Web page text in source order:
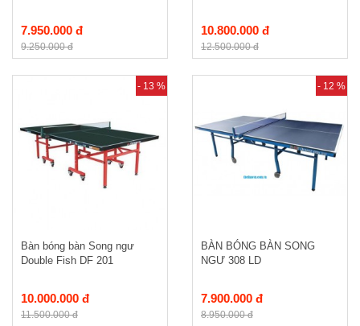
7.950.000 đ
9.250.000 đ
10.800.000 đ
12.500.000 đ
- 13 %
Bàn bóng bàn Song ngư
Double Fish DF 201
10.000.000 đ
11.500.000 đ
- 12 %
BÀN BÓNG BÀN SONG
NGƯ 308 LD
7.900.000 đ
8.950.000 đ